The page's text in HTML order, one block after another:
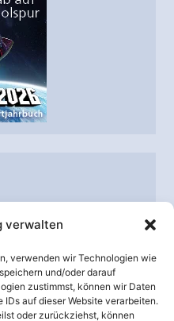
verwalten
verwenden wir Technologien wie
und/oder darauf
zustimmst, können wir Daten
auf dieser Website verarbeiten.
oder zurückziehst, können